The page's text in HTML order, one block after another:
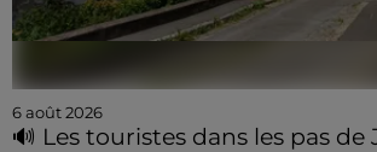
6 août 2026
🔊 Les touristes dans les pas de